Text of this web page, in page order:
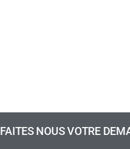
FAITES NOUS VOTRE